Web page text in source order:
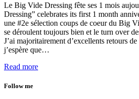
Le Big Vide Dressing fête ses 1 mois
Dressing” celebrates its first 1 month
une #2e sélection coups de coeur du Big
se déroulent toujours bien et le turn over
J’ai majoritairement d’excellents retours
j’espère que…
Read more
Follow me